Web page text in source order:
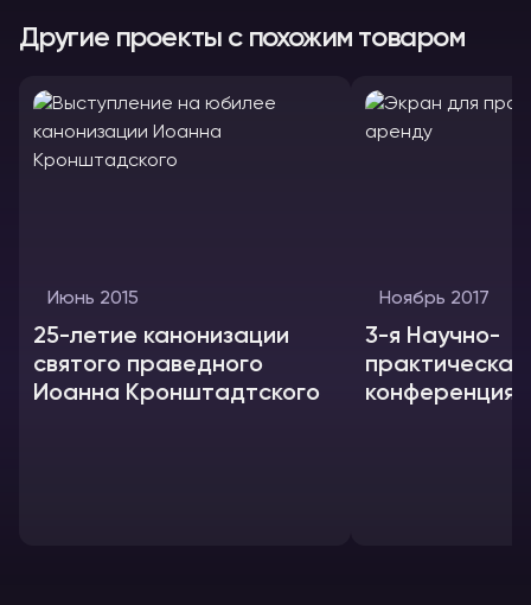
Другие проекты с похожим товаром
Июнь 2015
25-летие канонизации
святого праведного
Иоанна Кронштадтского
Ноябрь 2017
3-я Научно-
практическая
конференция